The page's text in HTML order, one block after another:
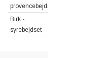
provencebejdset
Birk -
syrebejdset